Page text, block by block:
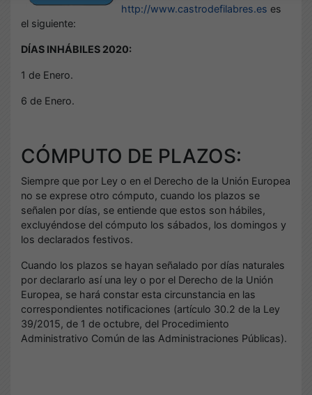
http://www.castrodefilabres.es es
el siguiente:
DÍAS INHÁBILES 2020:
1 de Enero.
6 de Enero.
CÓMPUTO DE PLAZOS:
Siempre que por Ley o en el Derecho de la Unión Europea
no se exprese otro cómputo, cuando los plazos se
señalen por días, se entiende que estos son hábiles,
excluyéndose del cómputo los sábados, los domingos y
los declarados festivos.
Cuando los plazos se hayan señalado por días naturales
por declararlo así una ley o por el Derecho de la Unión
Europea, se hará constar esta circunstancia en las
correspondientes notificaciones (artículo 30.2 de la Ley
39/2015, de 1 de octubre, del Procedimiento
Administrativo Común de las Administraciones Públicas).